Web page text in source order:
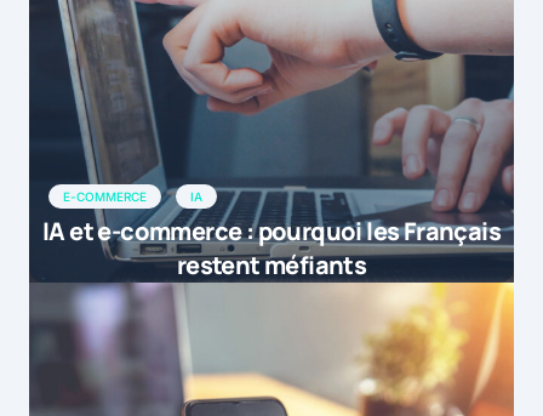
E-COMMERCE IA
IA et e-commerce : pourquoi les Français
restent méfiants